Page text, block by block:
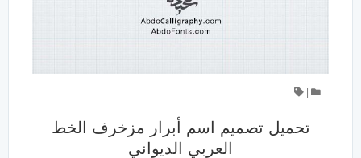
|
تحميل تصميم اسم أبرار مزخرف الخط
العربي الديواني